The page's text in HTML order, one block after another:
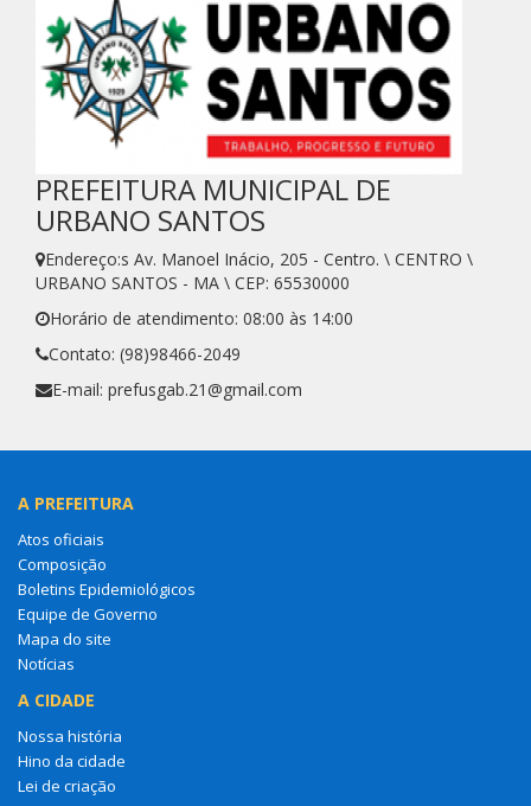
PREFEITURA MUNICIPAL DE
URBANO SANTOS
Endereço:s Av. Manoel Inácio, 205 - Centro. \ CENTRO \
URBANO SANTOS - MA \ CEP: 65530000
Horário de atendimento: 08:00 às 14:00
Contato: (98)98466-2049
E-mail: prefusgab.21@gmail.com
A PREFEITURA
Atos oficiais
Composição
Boletins Epidemiológicos
Equipe de Governo
Mapa do site
Notícias
A CIDADE
Nossa história
Hino da cidade
Lei de criação